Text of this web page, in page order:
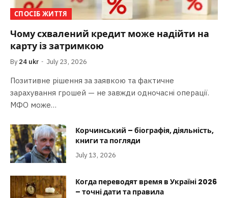
СПОСІБ ЖИТТЯ
Чому схвалений кредит може надійти на
карту із затримкою
By 24 ukr July 23, 2026
Позитивне рішення за заявкою та фактичне
зарахування грошей — не завжди одночасні операції.
МФО може…
Корчинський – біографія, діяльність,
книги та погляди
July 13, 2026
Когда переводят время в Україні 2026
– точні дати та правила